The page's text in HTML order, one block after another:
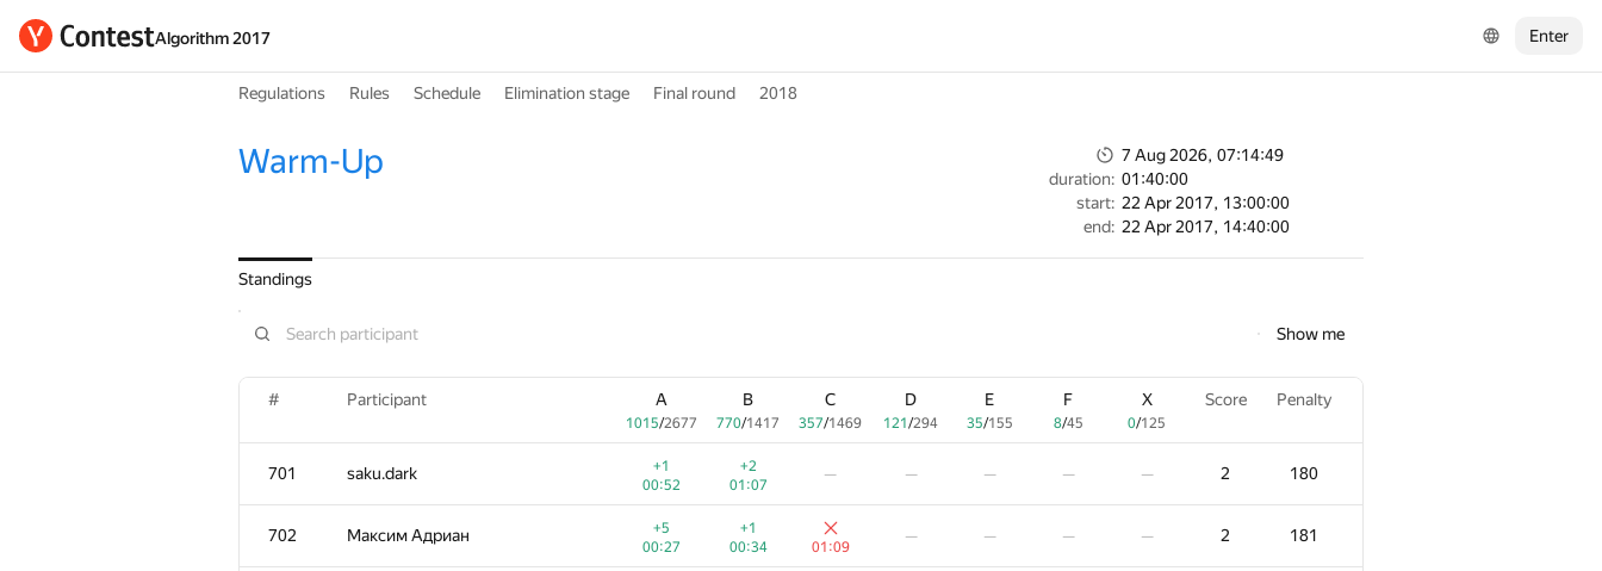
Algorithm 2017 Enter
Regulations Rules Schedule Elimination stage Final round 2018
Warm-Up
7 Aug 2026, 07:14:49
duration: 01:40:00
start: 22 Apr 2017, 13:00:00
end: 22 Apr 2017, 14:40:00
Standings
Show me
# Participant A
1015/2677
B
770/1417
C
357/1469
D
121/294
E
35/155
F
8/45
X
0/125
Score Penalty
701 saku.dark
+1
00:52
+2
01:07
— — — — — 2 180
702 Максим Адриан
+5
00:27
+1
00:34
01:09
— — — — 2 181